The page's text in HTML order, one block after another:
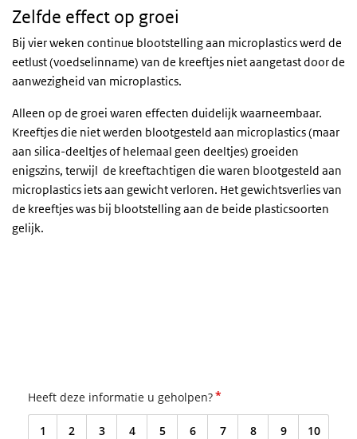
Zelfde effect op groei
Bij vier weken continue blootstelling aan microplastics werd de
eetlust (voedselinname) van de kreeftjes niet aangetast door de
aanwezigheid van microplastics.
Alleen op de groei waren effecten duidelijk waarneembaar.
Kreeftjes die niet werden blootgesteld aan microplastics (maar
aan silica-deeltjes of helemaal geen deeltjes) groeiden
enigszins, terwijl de kreeftachtigen die waren blootgesteld aan
microplastics iets aan gewicht verloren. Het gewichtsverlies van
de kreeftjes was bij blootstelling aan de beide plasticsoorten
gelijk.
Heeft deze informatie u geholpen?*
1 2 3 4 5 6 7 8 9 10